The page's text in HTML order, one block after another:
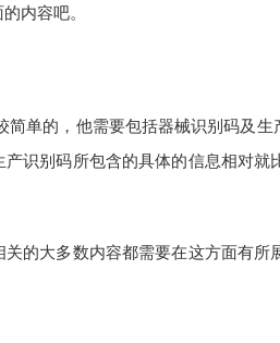
内容吧。
单的，他需要包括器械识别码及生
识别码所包含的具体的信息相对
大多数内容都需要在这方面有所